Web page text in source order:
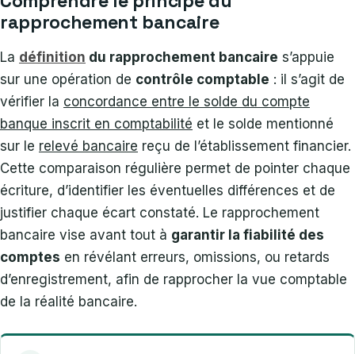
rapprochement bancaire
La définition du rapprochement bancaire s’appuie
sur une opération de contrôle comptable : il s’agit de
vérifier la concordance entre le solde du compte
banque inscrit en comptabilité et le solde mentionné
sur le relevé bancaire reçu de l’établissement financier.
Cette comparaison régulière permet de pointer chaque
écriture, d’identifier les éventuelles différences et de
justifier chaque écart constaté. Le rapprochement
bancaire vise avant tout à garantir la fiabilité des
comptes en révélant erreurs, omissions, ou retards
d’enregistrement, afin de rapprocher la vue comptable
de la réalité bancaire.